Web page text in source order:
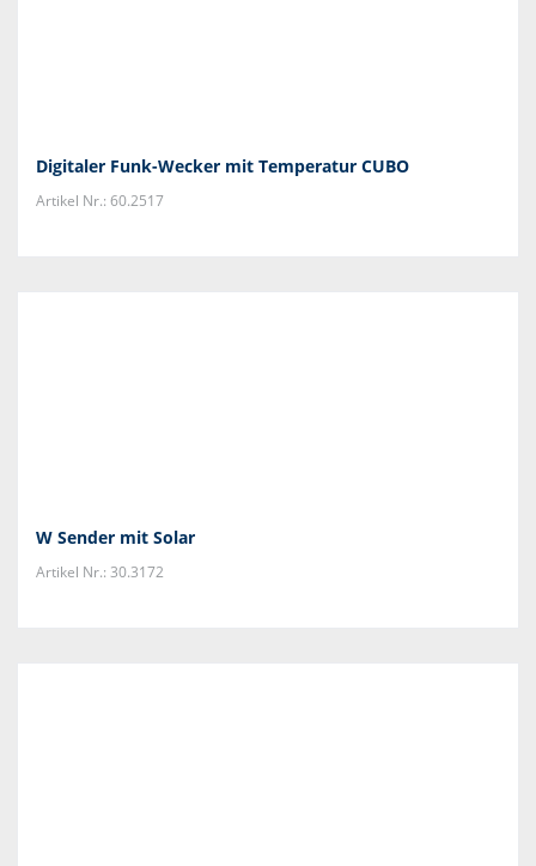
Digitaler Funk-Wecker mit Temperatur CUBO
Artikel Nr.: 60.2517
W Sender mit Solar
Artikel Nr.: 30.3172